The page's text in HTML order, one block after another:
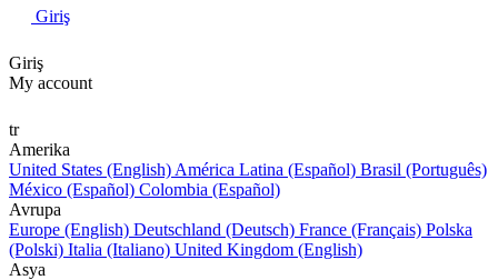
Giriş
Giriş
My account
tr
Amerika
United States (English) América Latina (Español) Brasil (Português)
México (Español) Colombia (Español)
Avrupa
Europe (English) Deutschland (Deutsch) France (Français) Polska
(Polski) Italia (Italiano) United Kingdom (English)
Asya